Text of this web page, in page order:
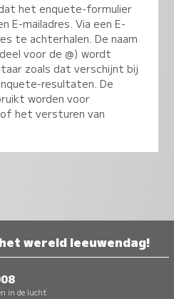
het enquete-formulier
E-mailadres. Via een E-
te achterhalen. De naam
voor de @) wordt
zoals dat verschijnt bij
resultaten. De
worden voor
het versturen van
wereld leeuwendag!
in de lucht